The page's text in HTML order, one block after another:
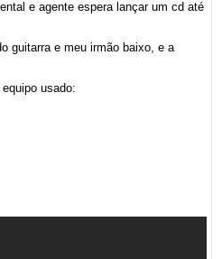
e agente espera lançar um cd até
guitarra e meu irmão baixo, e a
usado: